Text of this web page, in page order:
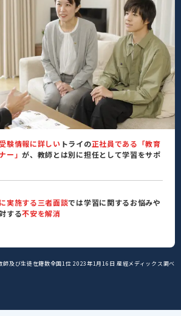
験情報に詳しい トライの正社員である「教育
ー」が、教師とは別に担任として学習をサポ
実施する三者面談では学習に関するお悩みや
する不安を解消
及び生徒在籍数全国1位 2023年1月16日 産經メディックス調べ